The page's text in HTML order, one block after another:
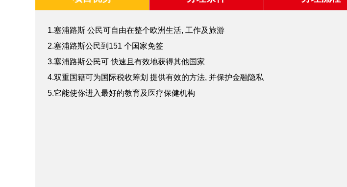
1.塞浦路斯 公民可自由在整个欧洲生活, 工作及旅游
2.塞浦路斯公民到151 个国家免签
3.塞浦路斯公民可 快速且有效地获得其他国家
4.双重国籍可为国际税收筹划 提供有效的方法, 并保护金融隐私
5.它能使你进入最好的教育及医疗保健机构